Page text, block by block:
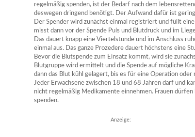
regelmäßig spenden, ist der Bedarf nach dem
deswegen dringend benötigt. Der Aufwand dafür ist
Der Spender wird zunächst einmal registriert und füllt
misst dann vor der Spende Puls und Blutdruck und im
Das dauert knapp eine Viertelstunde und im Anschluss
einmal aus. Das ganze Prozedere dauert höchstens eine
Bevor die Blutspende zum Einsatz kommt, wird sie
Blutgruppe wird ermittelt und die Spende auf mögliche
dann das Blut kühl gelagert, bis es für eine Operation
Jeder Erwachsene zwischen 18 und 68 Jahren darf und
nicht regelmäßig Medikamente einnehmen. Frauen
spenden.
Anzeige: